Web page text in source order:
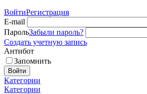
ВойтиРегистрация
E-mail
ПарольЗабыли пароль?
Создать учетную запись
Антибот
Запомнить
Войти
Категории
Категории